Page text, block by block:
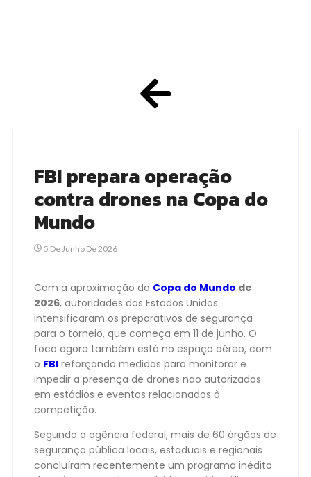
FBI prepara operação
contra drones na Copa do
Mundo
5 De Junho De 2026
Com a aproximação da Copa do Mundo de
2026, autoridades dos Estados Unidos
intensificaram os preparativos de segurança
para o torneio, que começa em 11 de junho. O
foco agora também está no espaço aéreo, com
o FBI reforçando medidas para monitorar e
impedir a presença de drones não autorizados
em estádios e eventos relacionados à
competição.
Segundo a agência federal, mais de 60 órgãos de
segurança pública locais, estaduais e regionais
concluíram recentemente um programa inédito